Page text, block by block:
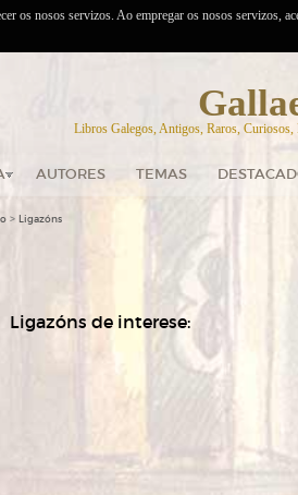
Libros Galegos, Antigos, Raros,
AUTORES TEMAS
> Ligazóns
Ligazóns de interese:
os nosos servizos. Ao empregar os nosos servizos,